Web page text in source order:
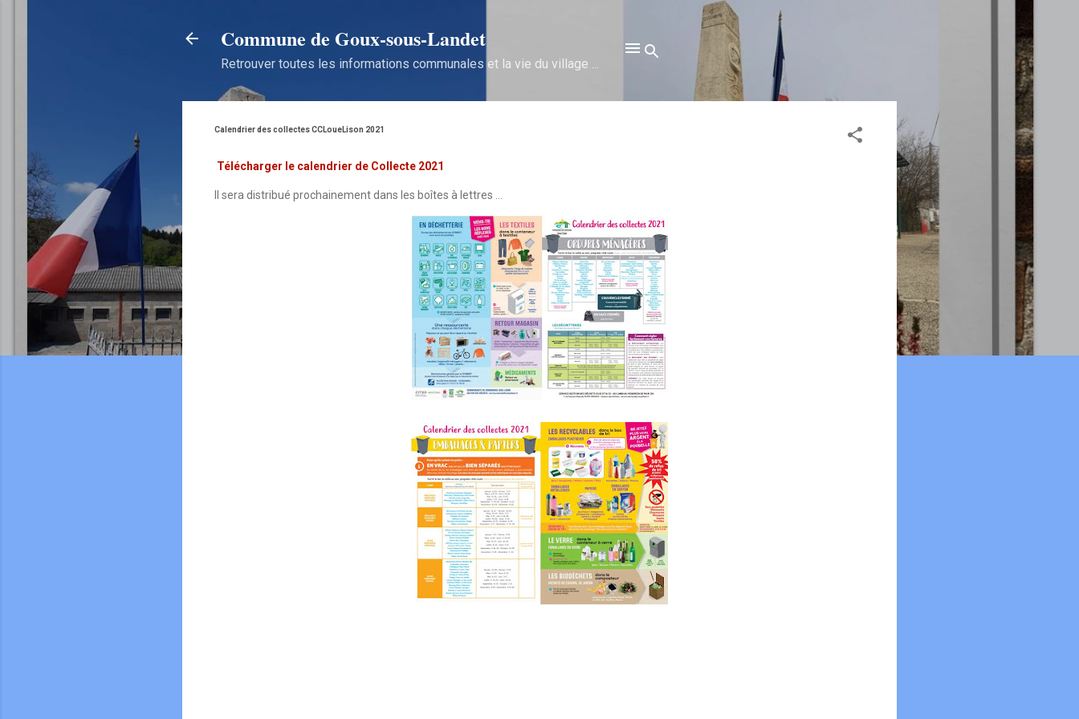
Commune de Goux‑sous‑Landet
Retrouver toutes les informations communales et la vie du village ...
Calendrier des collectes CCLoueLison 2021
Télécharger le calendrier de Collecte 2021
Il sera distribué prochainement dans les boîtes à lettres ...